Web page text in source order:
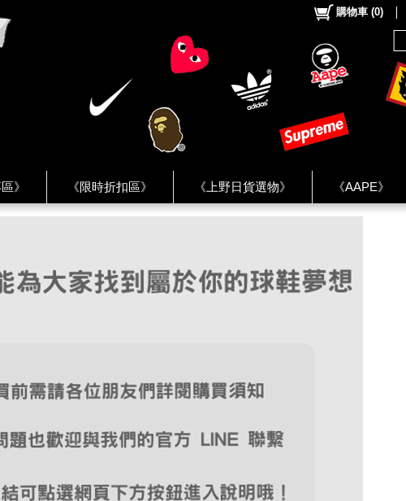
》 《限時折扣區》 《上野日貨選物》 《AAPE》
》 《HUMAN MADE》 《Levi’s》 《NIKE》
購物車 (0)